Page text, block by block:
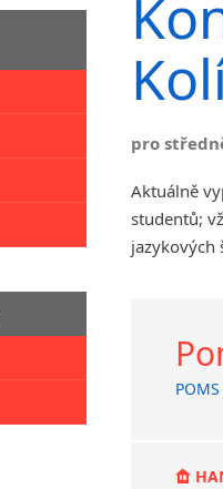
pro
Aktuálně
studentů;
jazykových